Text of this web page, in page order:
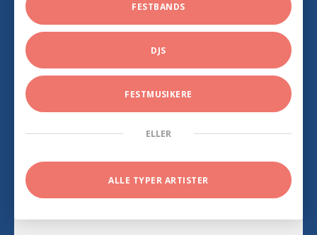
FESTBANDS
DJS
FESTMUSIKERE
ELLER
ALLE TYPER ARTISTER